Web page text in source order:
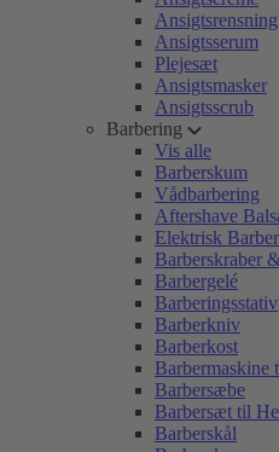
Ansigtsrensning
Ansigtsserum
Plejesæt
Ansigtsmasker
Ansigtsscrub
Barbering
Vis alle
Barberskum
Vådbarbering
Aftershave
Elektrisk
Barberskraber
Barbergelé
Barberingsstativ
Barberkniv
Barberkost
Barbermaskine
Barbersæbe
Barbersæt til
Barberskål